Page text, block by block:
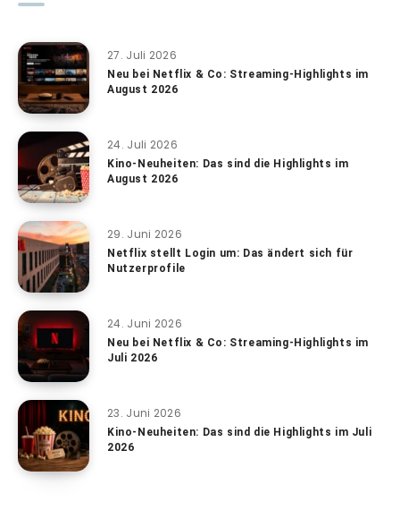
27. Juli 2026
Neu bei Netflix & Co: Streaming-Highlights im
August 2026
24. Juli 2026
Kino-Neuheiten: Das sind die Highlights im
August 2026
29. Juni 2026
Netflix stellt Login um: Das ändert sich für
Nutzerprofile
24. Juni 2026
Neu bei Netflix & Co: Streaming-Highlights im
Juli 2026
23. Juni 2026
Kino-Neuheiten: Das sind die Highlights im Juli
2026